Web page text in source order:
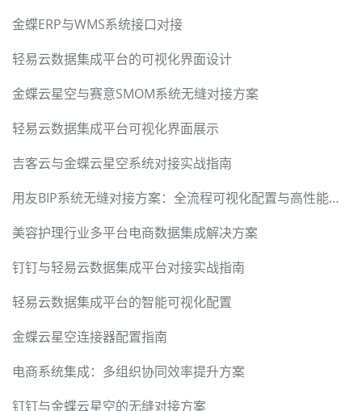
金蝶ERP与WMS系统接口对接
轻易云数据集成平台的可视化界面设计
金蝶云星空与赛意SMOM系统无缝对接方案
轻易云数据集成平台可视化界面展示
吉客云与金蝶云星空系统对接实战指南
用友BIP系统无缝对接方案：全流程可视化配置与高性能数据交换
美容护理行业多平台电商数据集成解决方案
钉钉与轻易云数据集成平台对接实战指南
轻易云数据集成平台的智能可视化配置
金蝶云星空连接器配置指南
电商系统集成：多组织协同效率提升方案
钉钉与金蝶云星空的无缝对接方案